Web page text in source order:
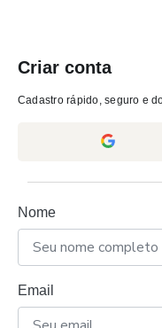
Criar conta
Cadastro rápido, seguro e
Nome
Email